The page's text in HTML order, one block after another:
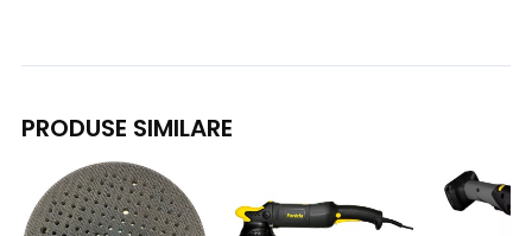
PRODUSE SIMILARE